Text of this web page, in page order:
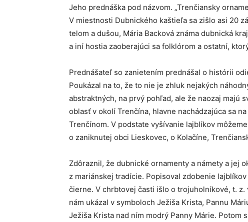
Jeho prednáška pod názvom. „Trenčiansky
V miestnosti Dubnického kaštieľa sa zišlo asi 20
telom a dušou, Mária Backová známa dubnická
a iní hostia zaoberajúci sa folklórom a ostatní,
Prednášateľ so zanietením prednášal o histórii
Poukázal na to, že to nie je zhluk nejakých
abstraktných, na prvý pohľad, ale že naozaj majú
oblasť v okolí Trenčína, hlavne nachádzajúca sa
Trenčínom. V podstate vyšívanie lajblíkov
o zaniknutej obci Lieskovec, o Kolačíne,
Zdôraznil, že dubnické ornamenty a námety a jej
z mariánskej tradície. Popisoval zdobenie
čierne. V chrbtovej časti išlo o trojuholníkové, t. z.
nám ukázal v symboloch Ježiša Krista, Pannu
Ježiša Krista nad ním modrý Panny Márie. Potom